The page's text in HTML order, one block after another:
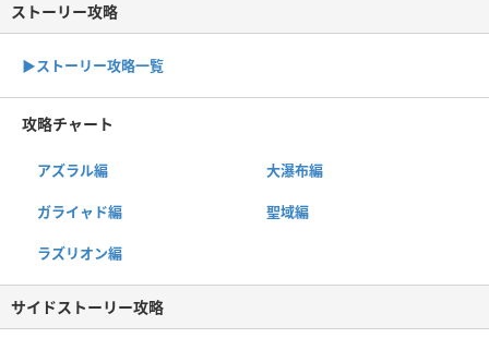
ストーリー攻略
▶︎ストーリー攻略一覧
攻略チャート
アズラル編 大瀑布編
ガライャド編 聖域編
ラズリオン編
サイドストーリー攻略